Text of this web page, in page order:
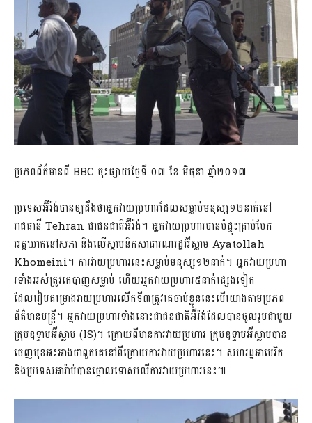
ប្រភពព័ត៌មានពី BBC ចុះផ្សាយថ្ងៃទី ០៧ ខែ មិថុនា ឆ្នាំ២០១៧
ប្រទេសអ៊ីរ៉ង់បានឲ្យដឹងថាអ្នកវាយប្រហារដែលសម្លាប់មនុស្ស១២នាក់នៅ
រាជធានី Tehran ជាជនជាតិអ៊ីរ៉ង់។ អ្នកវាយប្រហារបានបំផ្ទុះគ្រាប់បែក
អត្តឃាតនៅសភា និងលើស្ថាបនិកសាធារណរដ្ឋអ៊ីស្លាម Ayatollah
Khomeini។ ការវាយប្រហារនេះសម្លាប់មនុស្ស១២នាក់។ អ្នកវាយប្រហា
រទាំងអស់ត្រូវគេបាញសម្លាប់ ហើយអ្នកវាយប្រហារ៥នាក់ផ្សេងទៀត
ដែលរៀបគម្រោងវាយប្រហារលើកទី៣ត្រូវគេចាប់ខ្លួននេះបើយោងតាមប្រភព
ព័ត៌មានមន្ត្រី។ អ្នកវាយប្រហារទាំងនោះជាជនជាតិអ៊ីរ៉ង់ដែលបានចូលរួមជាមួយ
ក្រុមឧទ្ទាមអ៊ីស្លាម (IS)។ ក្រោយពីមានការវាយប្រហារ ក្រុមឧទ្ទាមអ៊ីស្លាមបាន
ចេញមុខអះអាងថាពួកគេនៅពីក្រោយការវាយប្រហារនេះ។ សហរដ្ឋអាមេរិក
និងប្រទេសអារ៉ាប់បានថ្កោលទោសលើការវាយប្រហារនេះ៕